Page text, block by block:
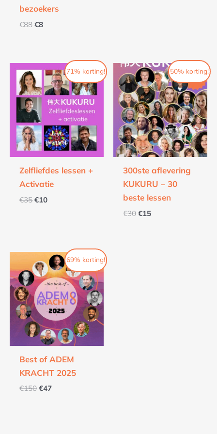
bezoekers
€88 €8
71% korting!
Zelfliefdes lessen +
Activatie
€35
Oorspronkelijke
prijs
was:
€35.
€10
Huidige
prijs
is:
€10.
50% korting!
300ste aflevering
KUKURU – 30
beste lessen
€30
Oorspronkelijke
prijs
was:
€30.
€15
Huidige
prijs
is:
€15.
69% korting!
Best of ADEM
KRACHT 2025
€150
Oorspronkelijke
prijs
was:
€150.
€47
Huidige
prijs
is:
€47.